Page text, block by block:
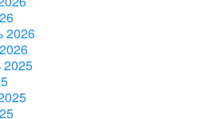
2026
2025